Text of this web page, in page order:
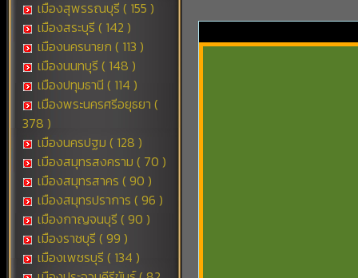
เมืองสุพรรณบุรี ( 155 )
เมืองสระบุรี ( 142 )
เมืองนครนายก ( 113 )
เมืองนนทบุรี ( 148 )
เมืองปทุมธานี ( 114 )
เมืองพระนครศรีอยุธยา (
378 )
เมืองนครปฐม ( 128 )
เมืองสมุทรสงคราม ( 70 )
เมืองสมุทรสาคร ( 90 )
เมืองสมุทรปราการ ( 96 )
เมืองกาญจนบุรี ( 90 )
เมืองราชบุรี ( 99 )
เมืองเพชรบุรี ( 134 )